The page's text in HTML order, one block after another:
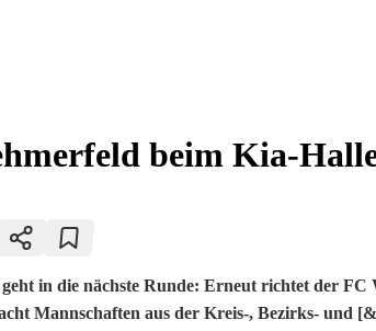
beim Kia-
in die nächste Runde: Erneut richtet der
Mannschaften aus der Kreis-, Bezirks- und